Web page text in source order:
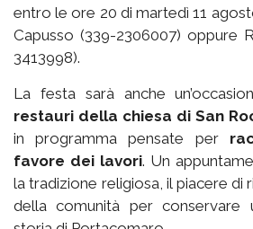
entro le ore 20 di martedì 11
Capusso (339-2306007) oppure
3413998).
La festa sarà anche
restauri della chiesa di San
in programma pensate per
favore dei lavori. Un
la tradizione religiosa, il piacere di
della comunità per